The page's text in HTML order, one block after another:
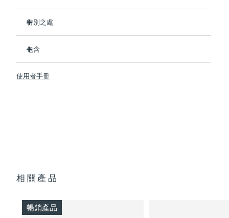
特別之處
2種革命性的微電流：Tapping Microcurrent™ + Lifting
Microcurrent™
咖啡因具有抗炎作用，可以減輕浮腫，並有助於緊致肌膚。
包含
SUPERCHARGED™ Eye & Lip Contour Booster
使用者手冊
相關產品
暢銷產品
越南